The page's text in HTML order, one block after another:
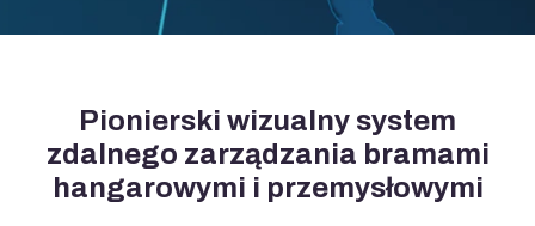
Pionierski wizualny system
zdalnego zarządzania bramami
hangarowymi i przemysłowymi